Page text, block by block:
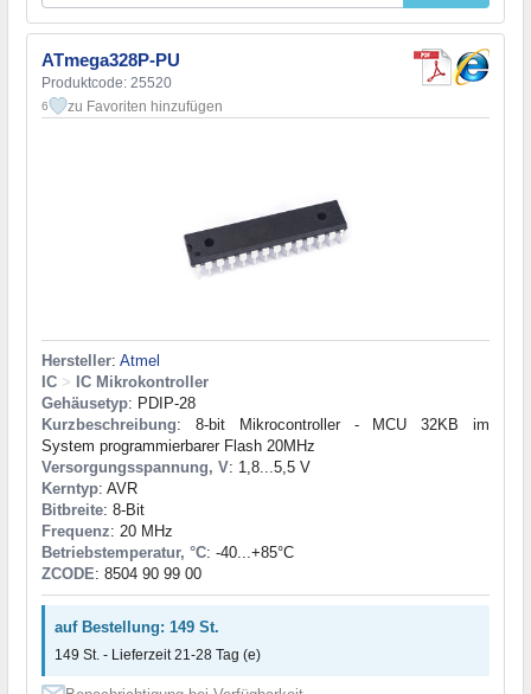
ATmega328P-PU
Produktcode: 25520
6 zu Favoriten hinzufügen
Hersteller: Atmel
IC > IC Mikrokontroller
Gehäusetyp: PDIP-28
Kurzbeschreibung: 8-bit Mikrocontroller - MCU 32KB im
System programmierbarer Flash 20MHz
Versorgungsspannung, V: 1,8...5,5 V
Kerntyp: AVR
Bitbreite: 8-Bit
Frequenz: 20 MHz
Betriebstemperatur, °C: -40...+85°С
ZCODE: 8504 90 99 00
auf Bestellung: 149 St.
149 St. - Lieferzeit 21-28 Tag (e)